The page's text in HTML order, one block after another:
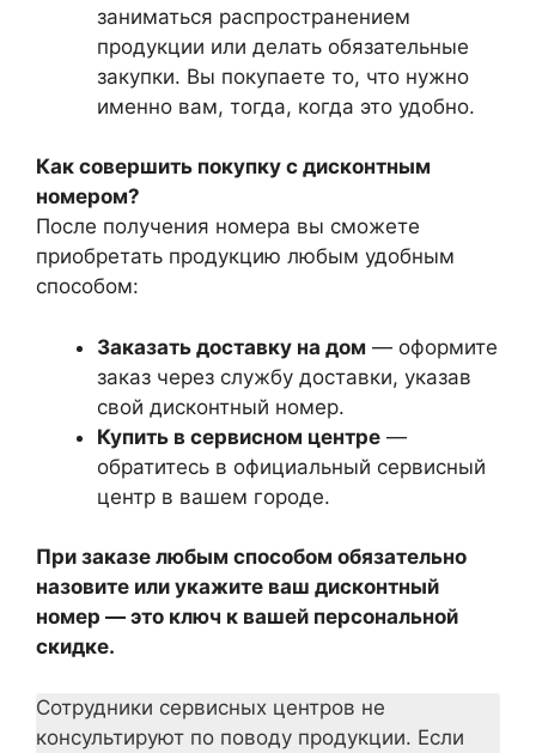
заниматься распространением
продукции или делать обязательные
закупки. Вы покупаете то, что нужно
именно вам, тогда, когда это удобно.
Как совершить покупку с дисконтным
номером?
После получения номера вы сможете
приобретать продукцию любым удобным
способом:
Заказать доставку на дом — оформите
заказ через службу доставки, указав
свой дисконтный номер.
Купить в сервисном центре —
обратитесь в официальный сервисный
центр в вашем городе.
При заказе любым способом обязательно
назовите или укажите ваш дисконтный
номер — это ключ к вашей персональной
скидке.
Сотрудники сервисных центров не
консультируют по поводу продукции. Если